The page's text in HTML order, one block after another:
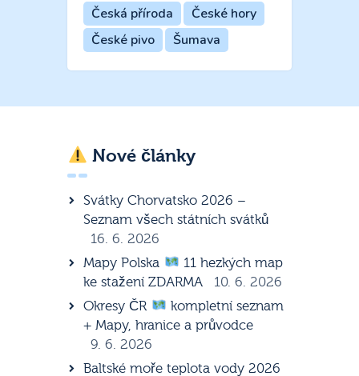
Česká příroda
České hory
České pivo
Šumava
Nové články
Svátky Chorvatsko 2026 –
Seznam všech státních svátků
16. 6. 2026
Mapy Polska
11 hezkých map
ke stažení ZDARMA
10. 6. 2026
Okresy ČR
kompletní seznam
+ Mapy, hranice a průvodce
9. 6. 2026
Baltské moře teplota vody 2026